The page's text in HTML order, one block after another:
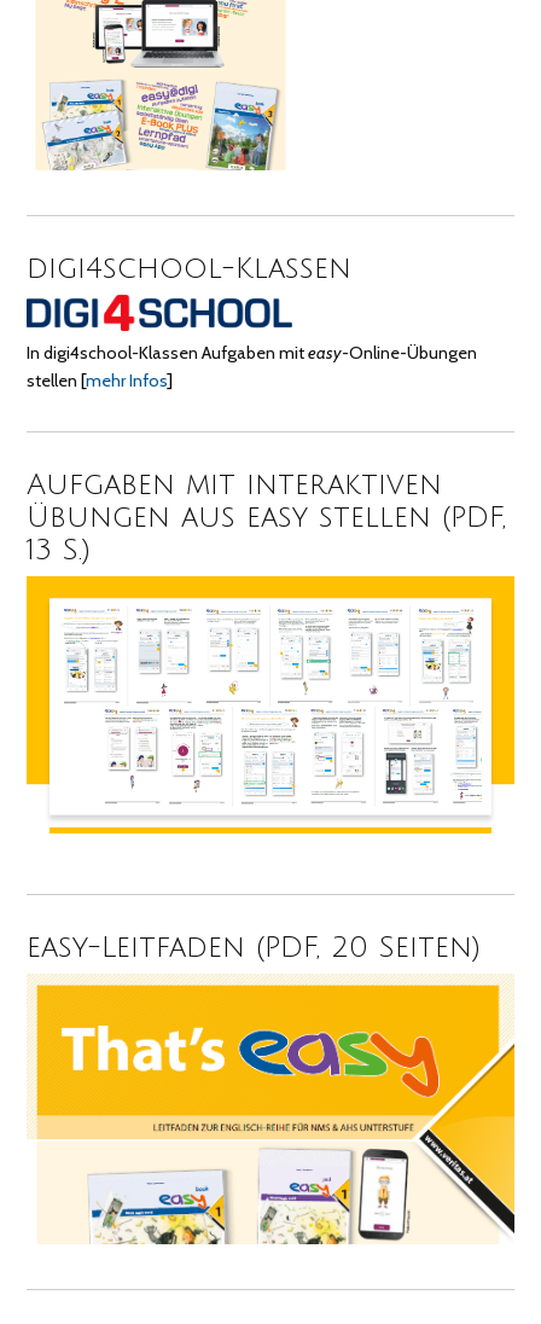
digi4school-Klassen
In digi4school-Klassen Aufgaben miteasy-Online-Übungen
stellen[mehr Infos]
Aufgaben mit interaktiven
Übungen aus easy stellen (PDF,
13 S.)
easy-Leitfaden (PDF, 20 Seiten)